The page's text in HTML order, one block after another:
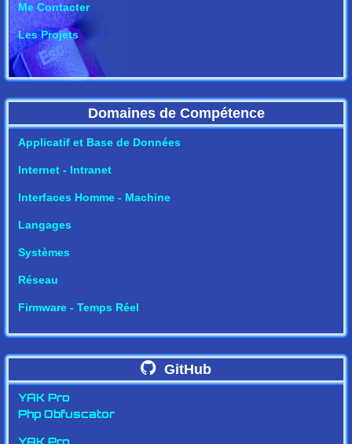
Me Contacter
Les Projets
Domaines de Compétence
Applicatif et Base de Données
Internet - Intranet
Interfaces Homme - Machine
Langages
Systèmes
Réseau
Firmware - Temps Réel
GitHub
YAK Pro
Php Obfuscator